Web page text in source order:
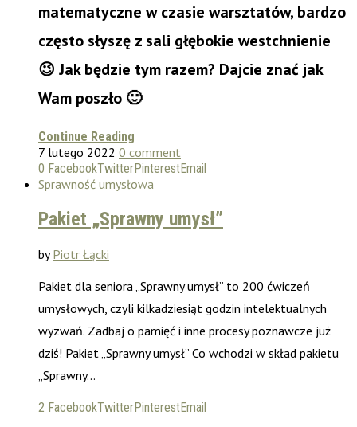
matematyczne w czasie warsztatów, bardzo
często słyszę z sali głębokie westchnienie
😉 Jak będzie tym razem? Dajcie znać jak
Wam poszło 🙂
Continue Reading
7 lutego 2022 0 comment
0 FacebookTwitterPinterestEmail
Sprawność umysłowa
Pakiet „Sprawny umysł”
byPiotr Łącki
Pakiet dla seniora „Sprawny umysł” to 200 ćwiczeń
umysłowych, czyli kilkadziesiąt godzin intelektualnych
wyzwań. Zadbaj o pamięć i inne procesy poznawcze już
dziś! Pakiet „Sprawny umysł” Co wchodzi w skład pakietu
„Sprawny…
2 FacebookTwitterPinterestEmail